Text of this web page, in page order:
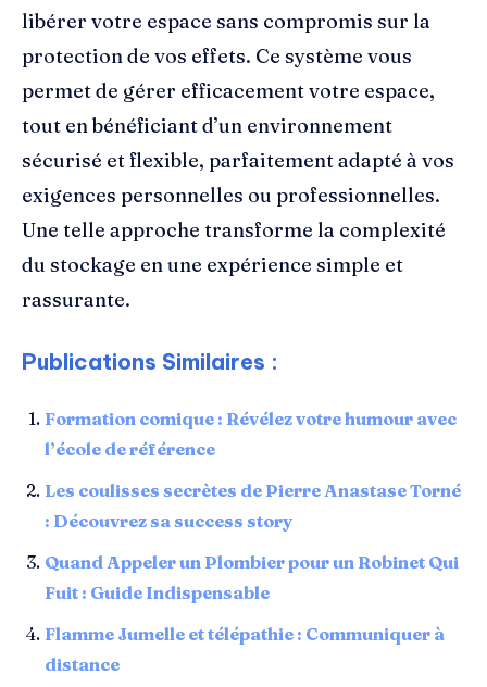
libérer votre espace sans compromis sur la
protection de vos effets. Ce système vous
permet de gérer efficacement votre espace,
tout en bénéficiant d’un environnement
sécurisé et flexible, parfaitement adapté à vos
exigences personnelles ou professionnelles.
Une telle approche transforme la complexité
du stockage en une expérience simple et
rassurante.
Publications Similaires :
Formation comique : Révélez votre humour avec
l’école de référence
Les coulisses secrètes de Pierre Anastase Torné
: Découvrez sa success story
Quand Appeler un Plombier pour un Robinet Qui
Fuit : Guide Indispensable
Flamme Jumelle et télépathie : Communiquer à
distance